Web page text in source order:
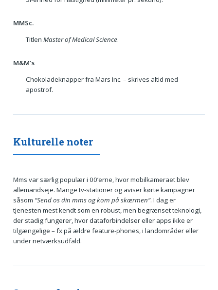
MMSc.
TitlenMaster of Medical Science.
M&M’s
Chokoladeknapper fra Mars Inc. – skrives altid med
apostrof.
Kulturelle noter
Mms var særlig populær i 00’erne, hvor mobilkameraet blev
allemandseje. Mange tv-stationer og aviser kørte kampagner
såsom “Send os din mms og kom på skærmen”. I dag er
tjenesten mest kendt som en robust, men begrænset teknologi,
der stadig fungerer, hvor dataforbindelser eller apps ikke er
tilgængelige – fx på ældre feature-phones, i landområder eller
under netværksudfald.